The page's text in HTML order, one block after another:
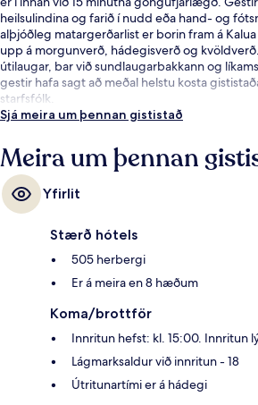
heilsulindina og farið í nudd eða hand- og
alþjóðleg matargerðarlist er borin fram á
upp á morgunverð, hádegisverð og
útilaugar, bar við sundlaugarbakkann og
gestir hafa sagt að meðal helstu kosta
starfsfólk.
Sjá meira um þennan gististað
Meira um þennan
Yfirlit
Stærð hótels
505 herbergi
Er á meira en 8 hæðum
Koma/brottför
Innritun hefst: kl. 15:00. Innritun
Lágmarksaldur við innritun - 18
Útritunartími er á hádegi